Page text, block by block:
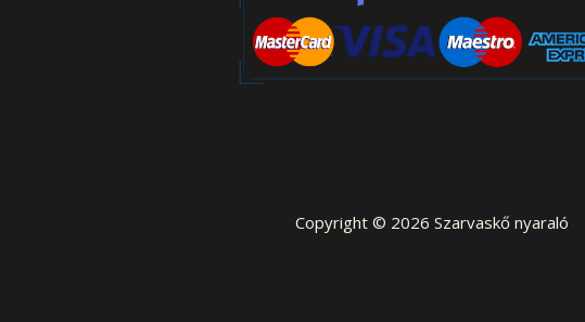
Copyright © 2026 Szarvaskő nyaraló